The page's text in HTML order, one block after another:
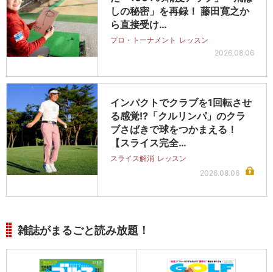
しの秘密」を再録！ 藤田寛之か
ら直接受け…
プロ・トーナメント レッスン
2026.08.06
インパクトでクラブを1回転させ
る感覚!?「クルリンパ」のクラ
ブさばきで球をつかまえる！
【スライス完全…
スライス解消 レッスン
2026.08.06
雑誌がまるごと読み放題！